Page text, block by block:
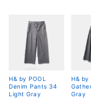
H& by POOL
Denim Pants 34
Light Gray
H& by
Gray